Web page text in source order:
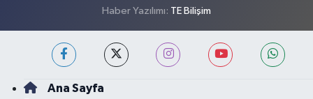
Haber Yazılımı: TE Bilişim
Ana Sayfa